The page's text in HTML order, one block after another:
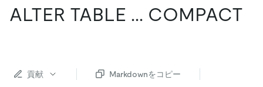
ALTER TABLE ... COMPACT
貢献
Markdownをコピー